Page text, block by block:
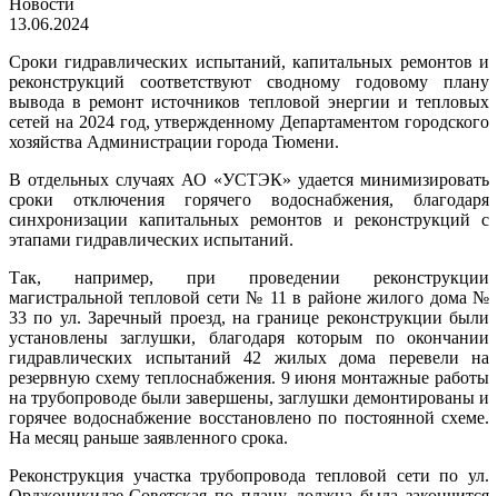
13.06.2024
Сроки гидравлических испытаний, капитальных ремонтов и
реконструкций соответствуют сводному годовому плану
вывода в ремонт источников тепловой энергии и тепловых
сетей на 2024 год, утвержденному Департаментом городского
хозяйства Администрации города Тюмени.
В отдельных случаях АО «УСТЭК» удается минимизировать
сроки отключения горячего водоснабжения, благодаря
синхронизации капитальных ремонтов и реконструкций с
этапами гидравлических испытаний.
Так, например, при проведении реконструкции
магистральной тепловой сети № 11 в районе жилого дома №
33 по ул. Заречный проезд, на границе реконструкции были
установлены заглушки, благодаря которым по окончании
гидравлических испытаний 42 жилых дома перевели на
резервную схему теплоснабжения. 9 июня монтажные работы
на трубопроводе были завершены, заглушки демонтированы и
горячее водоснабжение восстановлено по постоянной схеме.
На месяц раньше заявленного срока.
Реконструкция участка трубопровода тепловой сети по ул.